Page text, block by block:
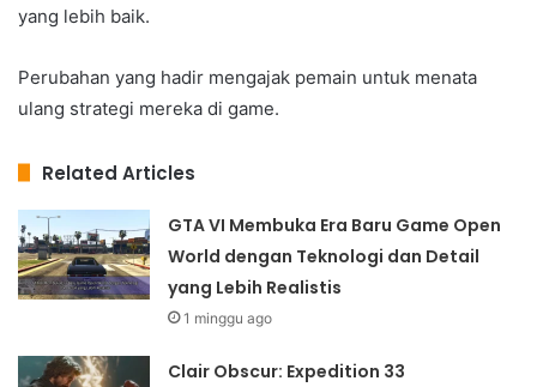
yang lebih baik.
Perubahan yang hadir mengajak pemain untuk menata
ulang strategi mereka di game.
Related Articles
GTA VI Membuka Era Baru Game Open
World dengan Teknologi dan Detail
yang Lebih Realistis
1 minggu ago
Clair Obscur: Expedition 33